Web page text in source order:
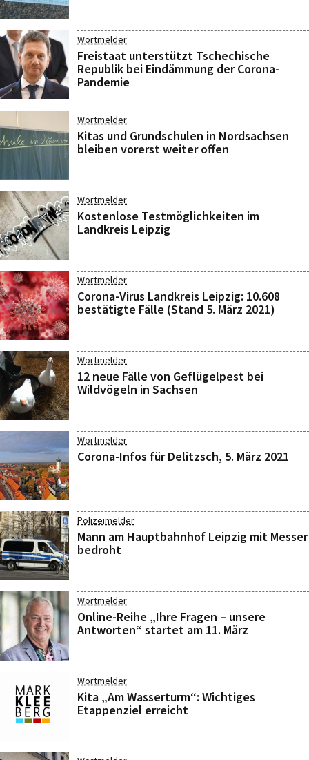
Wortmelder
Freistaat unterstützt Tschechische
Republik bei Eindämmung der Corona-
Pandemie
Wortmelder
Kitas und Grundschulen in Nordsachsen
bleiben vorerst weiter offen
Wortmelder
Kostenlose Testmöglichkeiten im
Landkreis Leipzig
Wortmelder
Corona-Virus Landkreis Leipzig: 10.608
bestätigte Fälle (Stand 5. März 2021)
Wortmelder
12 neue Fälle von Geflügelpest bei
Wildvögeln in Sachsen
Wortmelder
Corona-Infos für Delitzsch, 5. März 2021
Polizeimelder
Mann am Hauptbahnhof Leipzig mit Messer
bedroht
Wortmelder
Online-Reihe „Ihre Fragen – unsere
Antworten“ startet am 11. März
Wortmelder
Kita „Am Wasserturm“: Wichtiges
Etappenziel erreicht